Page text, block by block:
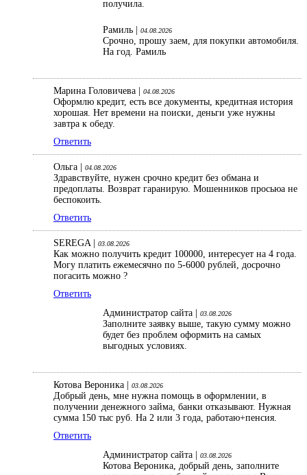
получила.
Рамиль | 04.08.2026
Срочно, прошу заем, для покупки автомобиля.
На год. Рамиль
Марина Головичева | 04.08.2026
Оформлю кредит, есть все документы, кредитная история
хорошая. Нет времени на поиски, деньги уже нужны
завтра к обеду.
Ответить
Ольга | 04.08.2026
Здравствуйте, нужен срочно кредит без обмана и
предоплаты. Возврат гаранирую. Мошенников просьюа не
беспокоить.
Ответить
SEREGA | 03.08.2026
Как можно получить кредит 100000, интересует на 4 года.
Могу платить ежемесячно по 5-6000 рублей, досрочно
погасить можно ?
Ответить
Администратор сайта |
03.08.2026
Заполните заявку выше, такую сумму можно
будет без проблем оформить на самых
выгодных условиях.
Котова Вероника | 03.08.2026
Добрый день, мне нужна помощь в оформлении, в
получении денежного займа, банки отказывают. Нужная
сумма 150 тыс руб. На 2 или 3 года, работаю+пенсия.
Ответить
Администратор сайта |
03.08.2026
Котова Вероника, добрый день, заполните